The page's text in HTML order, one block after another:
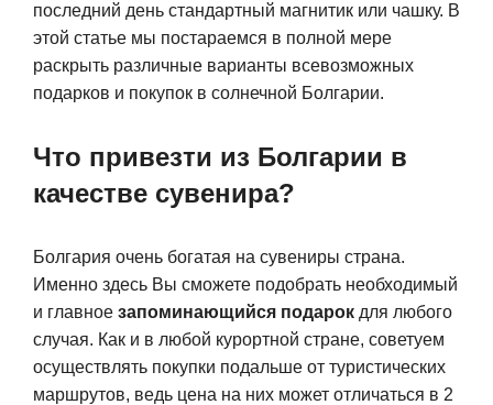
последний день стандартный магнитик или чашку. В
этой статье мы постараемся в полной мере
раскрыть различные варианты всевозможных
подарков и покупок в солнечной Болгарии.
Что привезти из Болгарии в
качестве сувенира?
Болгария очень богатая на сувениры страна.
Именно здесь Вы сможете подобрать необходимый
и главное запоминающийся подарок для любого
случая. Как и в любой курортной стране, советуем
осуществлять покупки подальше от туристических
маршрутов, ведь цена на них может отличаться в 2